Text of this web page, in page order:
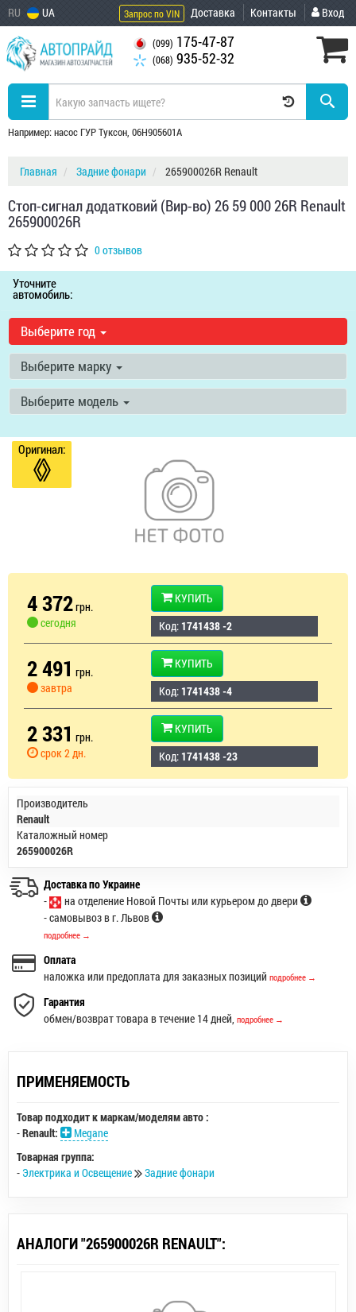
RU UA Запрос по VIN Доставка Контакты Вход
(099) 175-47-87
(068) 935-52-32
Например: насос ГУР Туксон, 06H905601A
Главная Задние фонари 265900026R Renault
Стоп-сигнал додатковий (Вир-во) 26 59 000 26R Renault
265900026R
0 отзывов
Уточните
автомобиль:
Выберите год
Выберите марку
Выберите модель
Оригинал:
4 372грн.
сегодня
КУПИТЬ
Код: 1741438 -2
2 491 грн.
завтра
КУПИТЬ
Код: 1741438 -4
2 331 грн.
срок 2 дн.
КУПИТЬ
Код: 1741438 -23
Производитель
Renault
Каталожный номер
265900026R
Доставка по Украине
-
на отделение Новой Почты или курьером до двери
- самовывоз в г. Львов
подробнее →
Оплата
наложка или предоплата для заказных позиций подробнее →
Гарантия
обмен/возврат товара в течение 14 дней, подробнее →
ПРИМЕНЯЕМОСТЬ
Товар подходит к маркам/моделям авто :
-Renault:
Megane
Товарная группа:
- Электрика и Освещение Задние фонари
АНАЛОГИ "265900026R RENAULT":